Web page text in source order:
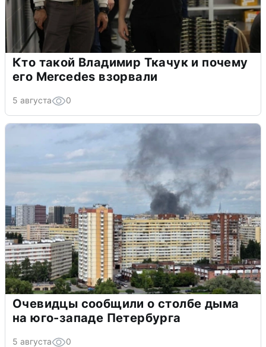
Кто такой Владимир Ткачук и почему
его Mercedes взорвали
5 августа 0
Очевидцы сообщили о столбе дыма
на юго-западе Петербурга
5 августа 0